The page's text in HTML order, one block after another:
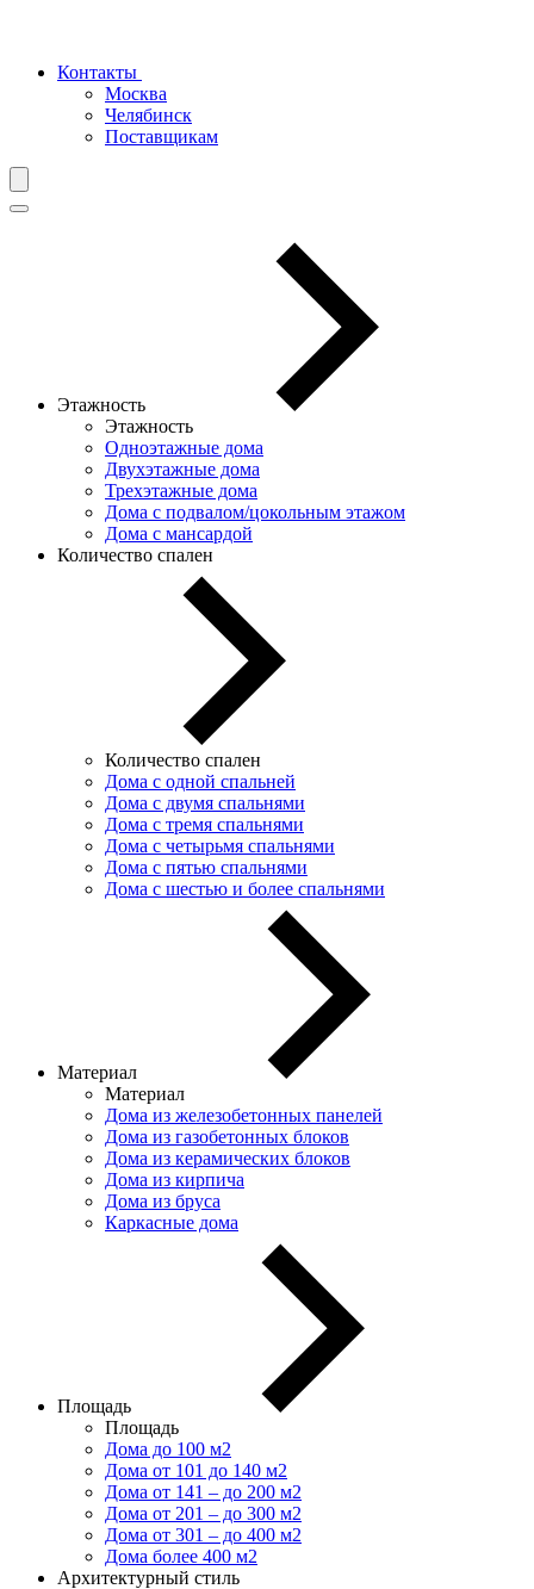
Контакты
Москва
Челябинск
Поставщикам
Этажность
Этажность
Одноэтажные дома
Двухэтажные дома
Трехэтажные дома
Дома с подвалом/цокольным этажом
Дома с мансардой
Количество спален
Количество спален
Дома с одной спальней
Дома с двумя спальнями
Дома с тремя спальнями
Дома с четырьмя спальнями
Дома с пятью спальнями
Дома с шестью и более спальнями
Материал
Материал
Дома из железобетонных панелей
Дома из газобетонных блоков
Дома из керамических блоков
Дома из кирпича
Дома из бруса
Каркасные дома
Площадь
Площадь
Дома до 100 м2
Дома от 101 до 140 м2
Дома от 141 – до 200 м2
Дома от 201 – до 300 м2
Дома от 301 – до 400 м2
Дома более 400 м2
Архитектурный стиль